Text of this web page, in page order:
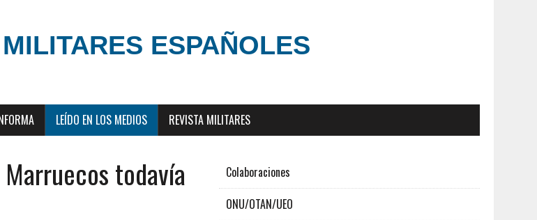
ESPAÑOLES
LEÍDO EN LOS MEDIOS REVISTA MILITARES
todavía
Colaboraciones
ONU/OTAN/UEO